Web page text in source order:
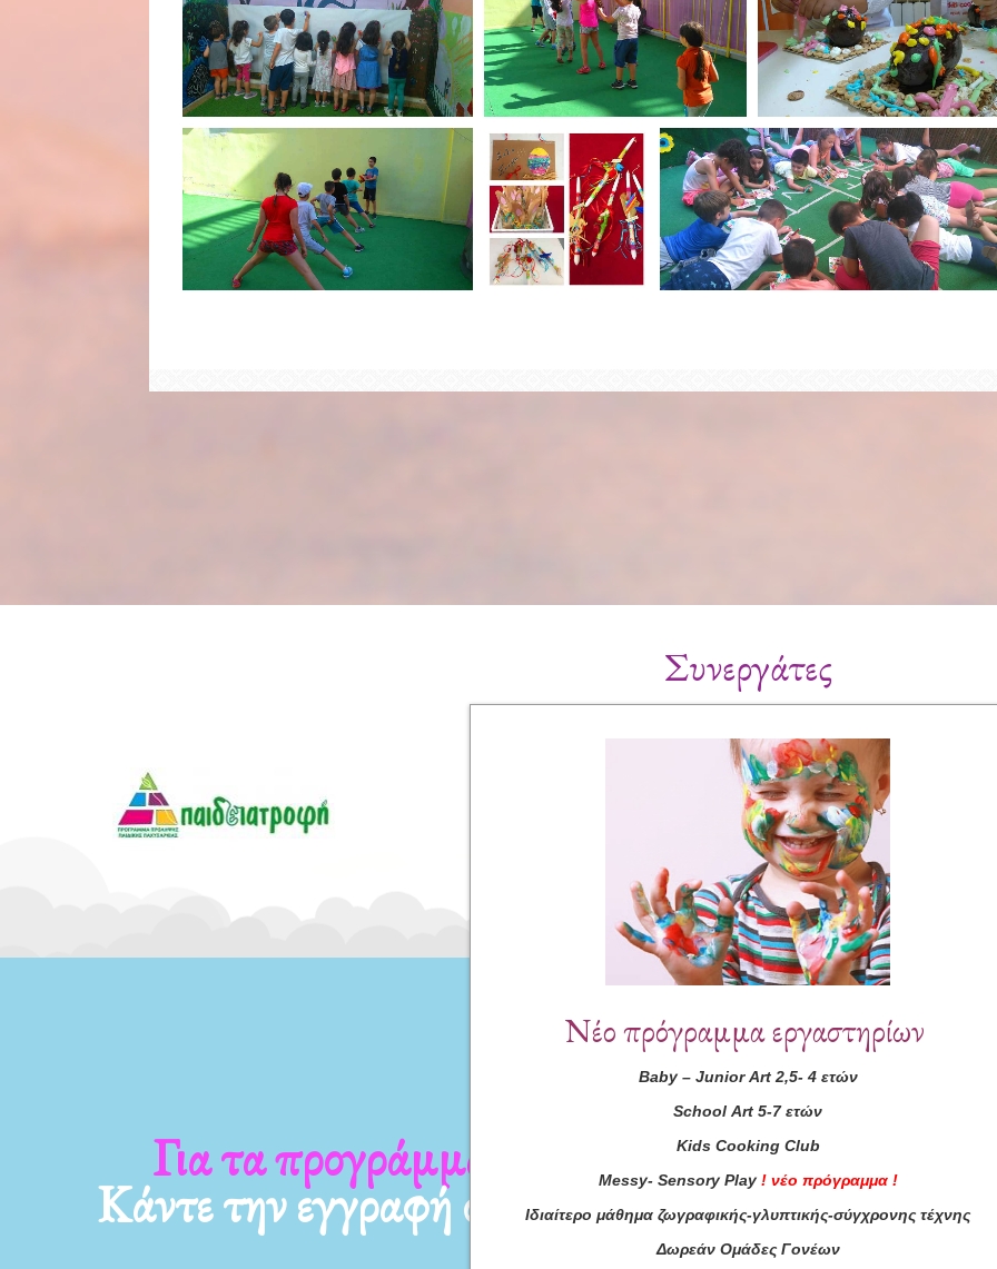
Συνεργάτες
Για τα προγράμματά μας
Κάντε την εγγραφή σας τώρα! Συμφωνώ με τουςΌρους
διαβάσει τις
Νέο πρόγραμμα εργαστηρίων
Baby– Junior Art2,5- 4 ετών
School Art 5-7 ετών
Kids Cooking Club
Messy- Sensory Play ! νέο πρόγραμμα !
Ιδιαίτερο μάθημα ζωγραφικής-γλυπτικής-σύγχρονης τέχνης
Δωρεάν Ομάδες Γονέων